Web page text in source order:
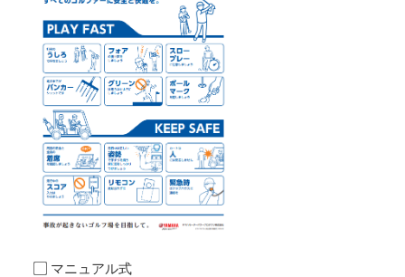
マニュアル式